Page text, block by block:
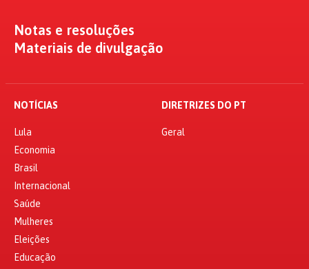
Notas e resoluções
Materiais de divulgação
NOTÍCIAS
Lula
Economia
Brasil
Internacional
Saúde
Mulheres
Eleições
Educação
DIRETRIZES DO PT
Geral